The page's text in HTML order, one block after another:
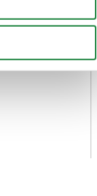
Vores partnere
du har
brug af deres